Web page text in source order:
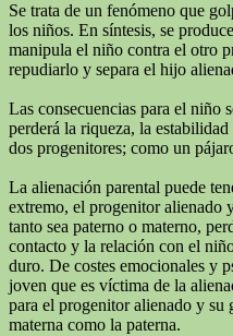
Se trata de un fenómeno que
los niños. En síntesis, se
manipula el niño contra el otro
repudiarlo y separa el hijo
Las consecuencias para el niño
perderá la riqueza, la
dos progenitores; como un
La alienación parental puede
extremo, el progenitor alienado
tanto sea paterno o materno,
contacto y la relación con el
duro. De costes emocionales y
joven que es víctima de la
para el progenitor alienado y su
materna como la paterna.